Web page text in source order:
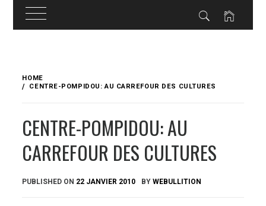
content
HOME
CENTRE-POMPIDOU: AU CARREFOUR DES CULTURES
CENTRE-POMPIDOU: AU
CARREFOUR DES CULTURES
PUBLISHED ON 22 JANVIER 2010 BYWEBULLITION